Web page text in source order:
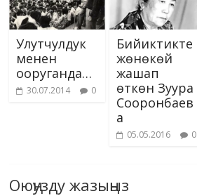
Улутчулдук
менен
ооруганда…
30.07.2014 0
Бийиктикте
жөнөкөй
жашап
өткөн Зуура
Сооронбаев
а
05.05.2016 0
Оюңузду жазыңыз